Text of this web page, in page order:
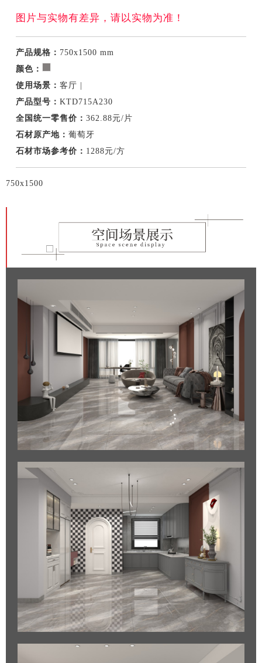
图片与实物有差异，请以实物为准！
产品规格： 750x1500 mm
颜色：
使用场景：客厅 |
产品型号：KTD715A230
全国统一零售价：362.88元/片
石材原产地：葡萄牙
石材市场参考价： 1288元/方
750x1500